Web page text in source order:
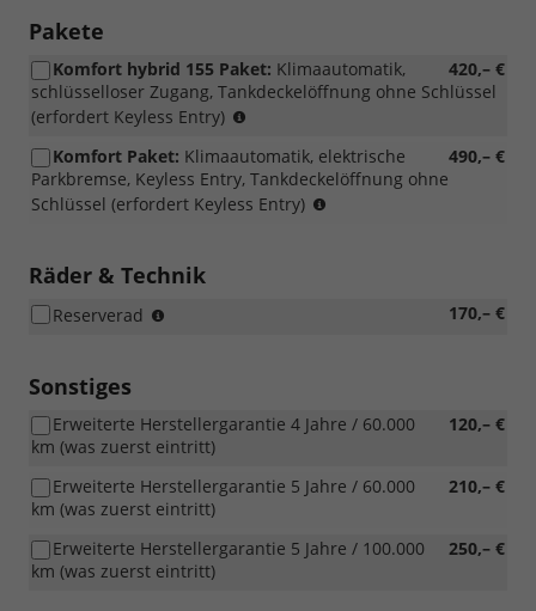
Pakete
420,– €
Komfort hybrid 155 Paket: Klimaautomatik,
schlüsselloser Zugang, Tankdeckelöffnung ohne Schlüssel
(erfordert Keyless Entry)
Expression
hybrid
155
490,– €
Komfort Paket: Klimaautomatik, elektrische
Parkbremse, Keyless Entry, Tankdeckelöffnung ohne
Schlüssel (erfordert Keyless Entry)
Räder & Technik
170,– €
Reserverad
und
hybrid
Sonstiges
120,– €
Erweiterte Herstellergarantie 4 Jahre / 60.000
km (was zuerst eintritt)
210,– €
Erweiterte Herstellergarantie 5 Jahre / 60.000
km (was zuerst eintritt)
250,– €
Erweiterte Herstellergarantie 5 Jahre / 100.000
km (was zuerst eintritt)